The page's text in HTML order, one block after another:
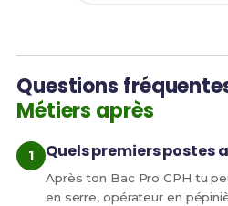
Questions
Métiers après
Quels premiers postes
Après ton Bac Pro CPH tu
en serre, opérateur en